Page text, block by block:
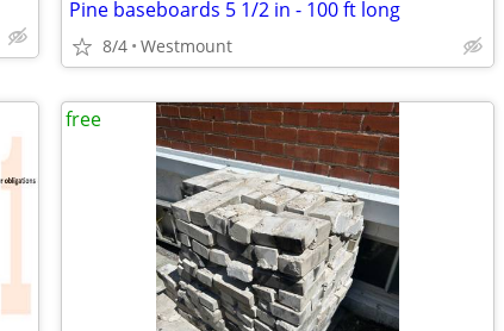
Pine baseboards 5 1/2 in - 100 ft long
8/4 Westmount
free